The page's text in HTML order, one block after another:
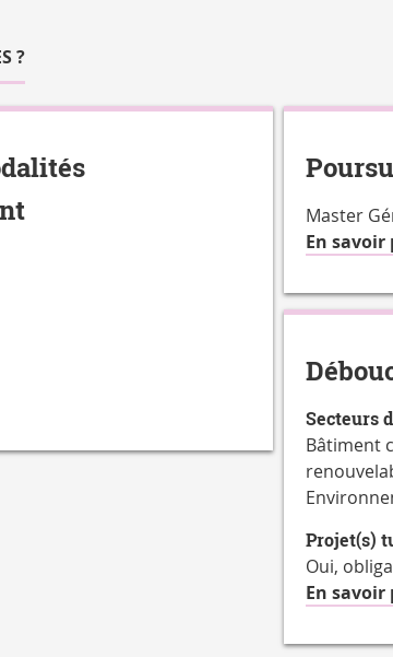
?
Master
En savoir
Secteurs
Bâtiment
Projet(s)
Oui,
En savoir